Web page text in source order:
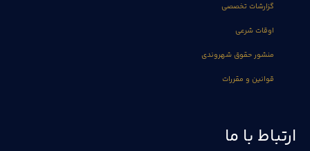
گزارشات تخصصی
اوقات شرعی
منشور حقوق شهروندی
قوانین و مقررات
ارتباط با ما